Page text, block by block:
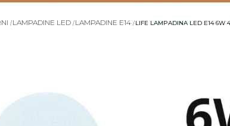
LAMPADINE LED LAMPADINE E14 LIFE LAMPADINA LED E14 6W